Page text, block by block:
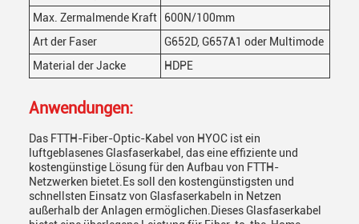
Max. Zermalmende Kraft
600N/100mm
Art der Faser
G652D, G657A1 oder Multimode
Material der Jacke
HDPE
Anwendungen:
Das FTTH-Fiber-Optic-Kabel von HYOC ist ein
luftgeblasenes Glasfaserkabel, das eine effiziente und
kostengünstige Lösung für den Aufbau von FTTH-
Netzwerken bietet.Es soll den kostengünstigsten und
schnellsten Einsatz von Glasfaserkabeln in Netzen
außerhalb der Anlagen ermöglichen.Dieses Glasfaserkabel